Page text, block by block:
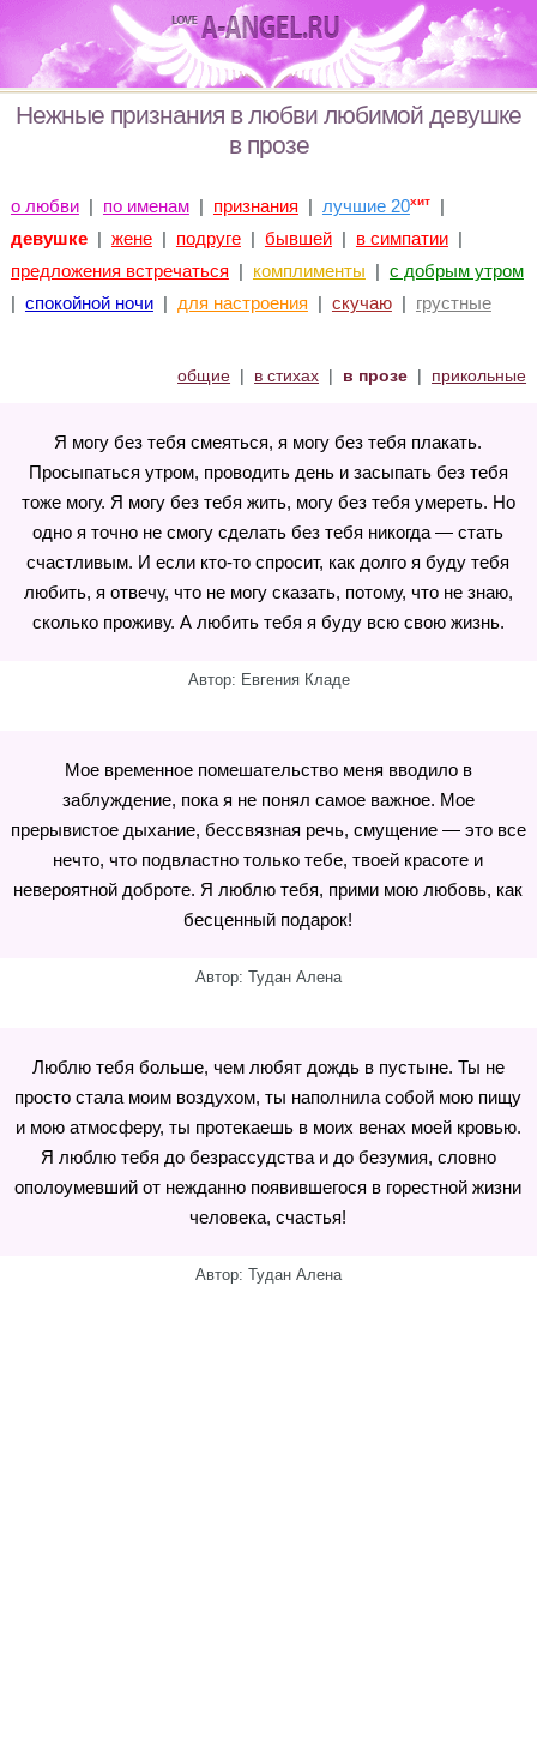
Нежные признания в любви любимой девушке
в прозе
о любви| по именам| признания | лучшие 20хит|
девушке| жене| подруге| бывшей| в симпатии|
предложения встречаться | комплименты | с добрым утром
| спокойной ночи| для настроения | скучаю| грустные
общие | в стихах | в прозе | прикольные
Я могу без тебя смеяться, я могу без тебя плакать.
Просыпаться утром, проводить день и засыпать без тебя
тоже могу. Я могу без тебя жить, могу без тебя умереть. Но
одно я точно не смогу сделать без тебя никогда — стать
счастливым. И если кто-то спросит, как долго я буду тебя
любить, я отвечу, что не могу сказать, потому, что не знаю,
сколько проживу. А любить тебя я буду всю свою жизнь.
Автор: Евгения Кладе
Мое временное помешательство меня вводило в
заблуждение, пока я не понял самое важное. Мое
прерывистое дыхание, бессвязная речь, смущение — это все
нечто, что подвластно только тебе, твоей красоте и
невероятной доброте. Я люблю тебя, прими мою любовь, как
бесценный подарок!
Автор: Тудан Алена
Люблю тебя больше, чем любят дождь в пустыне. Ты не
просто стала моим воздухом, ты наполнила собой мою пищу
и мою атмосферу, ты протекаешь в моих венах моей кровью.
Я люблю тебя до безрассудства и до безумия, словно
ополоумевший от нежданно появившегося в горестной жизни
человека, счастья!
Автор: Тудан Алена